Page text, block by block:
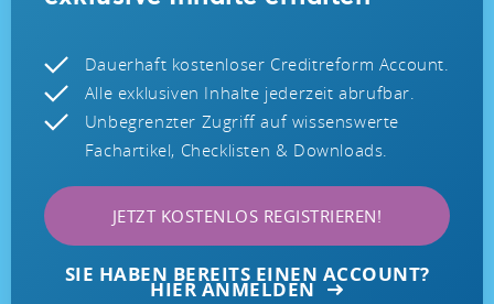
Dauerhaft kostenloser Creditreform Account.
Alle exklusiven Inhalte jederzeit abrufbar.
Unbegrenzter Zugriff auf wissenswerte
Fachartikel, Checklisten & Downloads.
JETZT KOSTENLOS REGISTRIEREN!
SIE HABEN BEREITS EINEN ACCOUNT?
HIER ANMELDEN